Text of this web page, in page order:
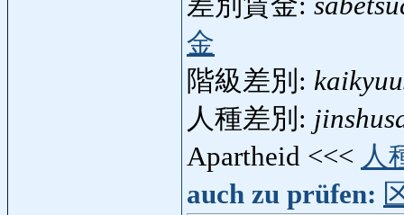
金
階級差別:
人種差別:
Apartheid <<< 人
auch zu prüfen: